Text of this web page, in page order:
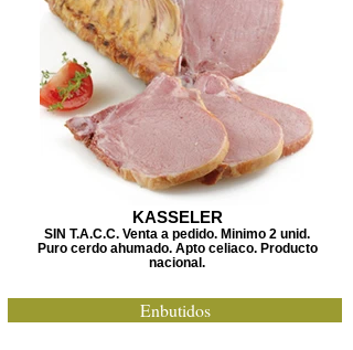
KASSELER
SIN T.A.C.C. Venta a pedido. Minimo 2 unid.
Puro cerdo ahumado. Apto celiaco. Producto
nacional.
Enbutidos